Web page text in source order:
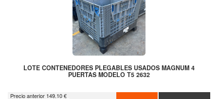
LOTE CONTENEDORES PLEGABLES USADOS MAGNUM 4
PUERTAS MODELO T5 2632
Precio anterior 149.10 €